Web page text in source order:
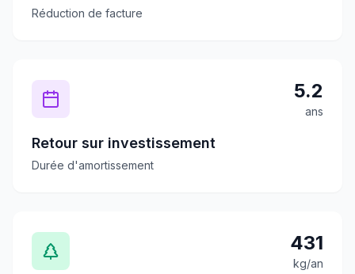
Réduction de facture
5.2
ans
Retour sur investissement
Durée d'amortissement
431
kg/an